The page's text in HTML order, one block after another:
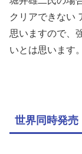
クリアできない
思いますので、
いとは思います。
世界同時発売